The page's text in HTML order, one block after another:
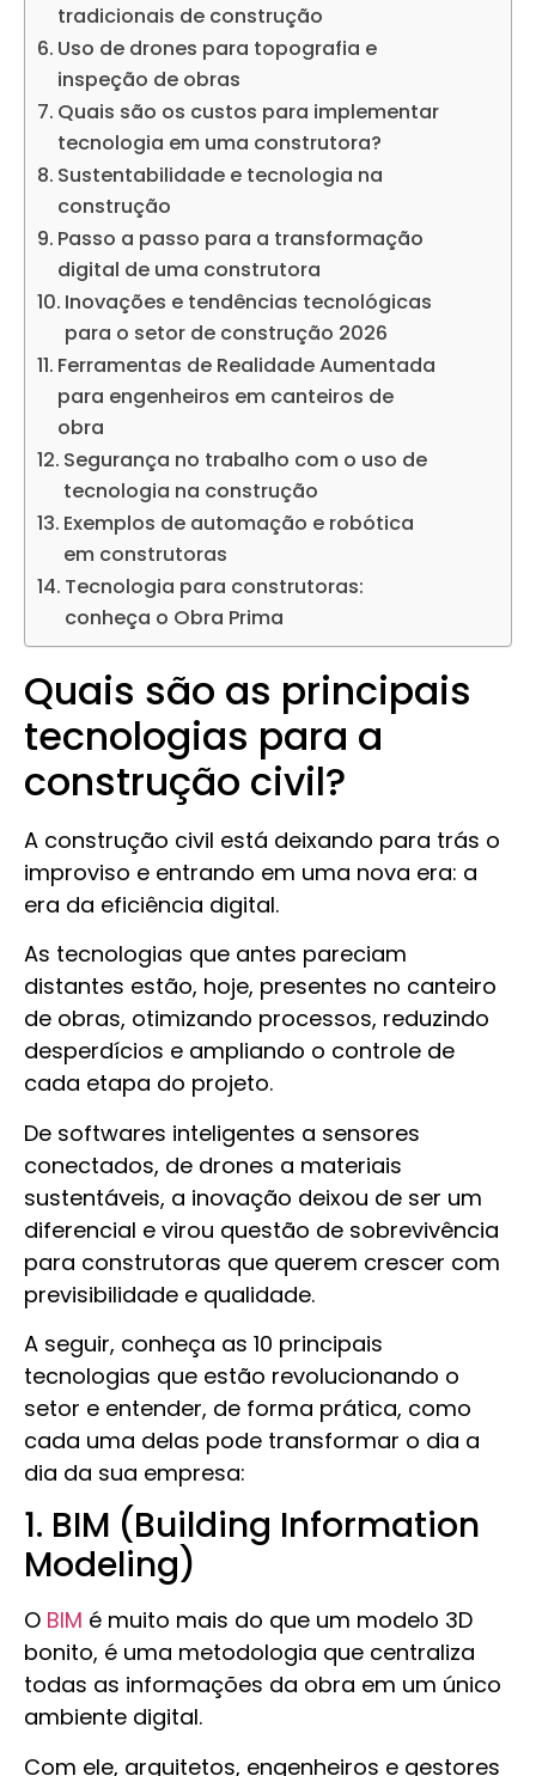
tradicionais de construção
Uso de drones para topografia e
inspeção de obras
Quais são os custos para implementar
tecnologia em uma construtora?
Sustentabilidade e tecnologia na
construção
Passo a passo para a transformação
digital de uma construtora
Inovações e tendências tecnológicas
para o setor de construção 2026
Ferramentas de Realidade Aumentada
para engenheiros em canteiros de
obra
Segurança no trabalho com o uso de
tecnologia na construção
Exemplos de automação e robótica
em construtoras
Tecnologia para construtoras:
conheça o Obra Prima
Quais são as principais
tecnologias para a
construção civil?
A construção civil está deixando para trás o
improviso e entrando em uma nova era: a
era da eficiência digital.
As tecnologias que antes pareciam
distantes estão, hoje, presentes no canteiro
de obras, otimizando processos, reduzindo
desperdícios e ampliando o controle de
cada etapa do projeto.
De softwares inteligentes a sensores
conectados, de drones a materiais
sustentáveis, a inovação deixou de ser um
diferencial e virou questão de sobrevivência
para construtoras que querem crescer com
previsibilidade e qualidade.
A seguir, conheça as 10 principais
tecnologias que estão revolucionando o
setor e entender, de forma prática, como
cada uma delas pode transformar o dia a
dia da sua empresa:
1. BIM (Building Information
Modeling)
O BIM é muito mais do que um modelo 3D
bonito, é uma metodologia que centraliza
todas as informações da obra em um único
ambiente digital.
Com ele, arquitetos, engenheiros e gestores